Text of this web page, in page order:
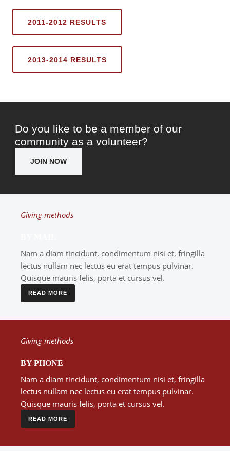
2011-2012 RESULTS
2013-2014 RESULTS
Do you like to be a member of our
community as a volunteer?
JOIN NOW
Giving methods
Nam a diam tincidunt, condimentum nisi et, fringilla
lectus nullam nec lectus eu erat tempus pulvinar.
Quisque mauris felis, porta et cursus vel.
READ MORE
Giving methods
BY PHONE
Nam a diam tincidunt, condimentum nisi et, fringilla
lectus nullam nec lectus eu erat tempus pulvinar.
Quisque mauris felis, porta et cursus vel.
READ MORE